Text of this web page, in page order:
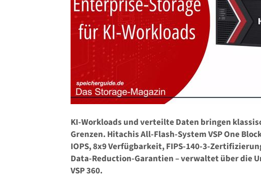
KI-Workloads und verteilte Daten bringen
Grenzen. Hitachis All-Flash-System VSP One
IOPS, 8x9 Verfügbarkeit, FIPS-140-3-
Data-Reduction-Garantien – verwaltet über die
VSP 360.